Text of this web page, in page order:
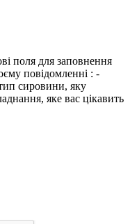
поля для заповнення
повідомленні : -
сировини, яку
яке вас цікавить